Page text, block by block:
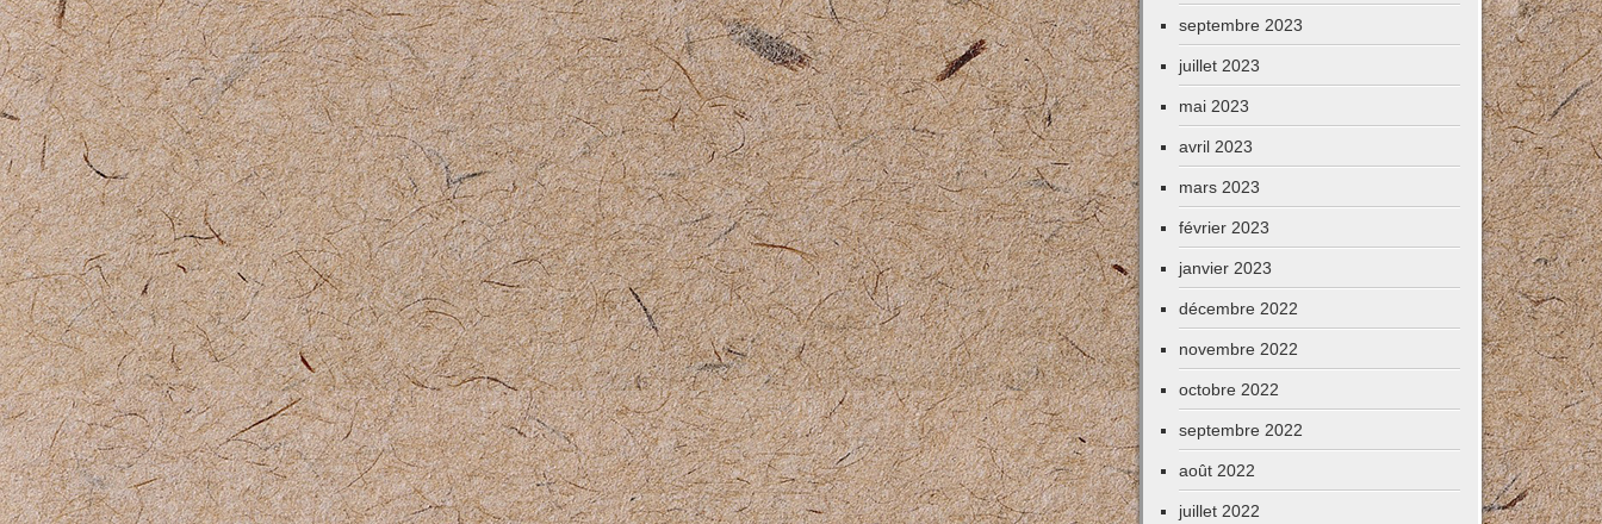
septembre 2023
juillet 2023
mai 2023
avril 2023
mars 2023
février 2023
janvier 2023
décembre 2022
novembre 2022
octobre 2022
septembre 2022
août 2022
juillet 2022